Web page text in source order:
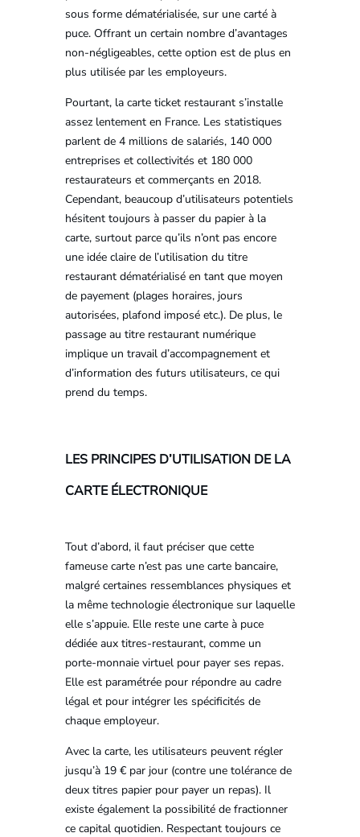
sous forme dématérialisée, sur une carté à
puce. Offrant un certain nombre d’avantages
non-négligeables, cette option est de plus en
plus utilisée par les employeurs.
Pourtant, la carte ticket restaurant s’installe
assez lentement en France. Les statistiques
parlent de 4 millions de salariés, 140 000
entreprises et collectivités et 180 000
restaurateurs et commerçants en 2018.
Cependant, beaucoup d’utilisateurs potentiels
hésitent toujours à passer du papier à la
carte, surtout parce qu’ils n’ont pas encore
une idée claire de l’utilisation du titre
restaurant dématérialisé en tant que moyen
de payement (plages horaires, jours
autorisées, plafond imposé etc.). De plus, le
passage au titre restaurant numérique
implique un travail d’accompagnement et
d’information des futurs utilisateurs, ce qui
prend du temps.
LES PRINCIPES D’UTILISATION DE LA
CARTE ÉLECTRONIQUE
Tout d’abord, il faut préciser que cette
fameuse carte n’est pas une carte bancaire,
malgré certaines ressemblances physiques et
la même technologie électronique sur laquelle
elle s’appuie. Elle reste une carte à puce
dédiée aux titres-restaurant, comme un
porte-monnaie virtuel pour payer ses repas.
Elle est paramétrée pour répondre au cadre
légal et pour intégrer les spécificités de
chaque employeur.
Avec la carte, les utilisateurs peuvent régler
jusqu’à 19 € par jour (contre une tolérance de
deux titres papier pour payer un repas). Il
existe également la possibilité de fractionner
ce capital quotidien. Respectant toujours ce